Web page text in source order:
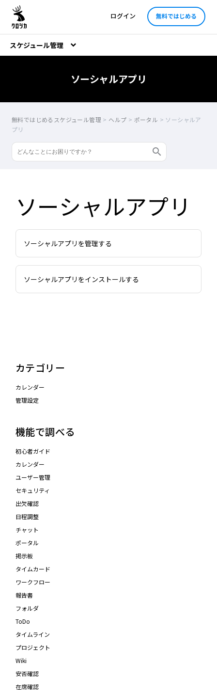
ログイン 無料ではじめる
スケジュール管理
ソーシャルアプリ
無料ではじめるスケジュール管理 > ヘルプ > ポータル > ソーシャルア
プリ
ソーシャルアプリ
ソーシャルアプリを管理する
ソーシャルアプリをインストールする
カテゴリー
カレンダー
管理設定
機能で調べる
初心者ガイド
カレンダー
ユーザー管理
セキュリティ
出欠確認
日程調整
チャット
ポータル
掲示板
タイムカード
ワークフロー
報告書
フォルダ
ToDo
タイムライン
プロジェクト
Wiki
安否確認
在席確認